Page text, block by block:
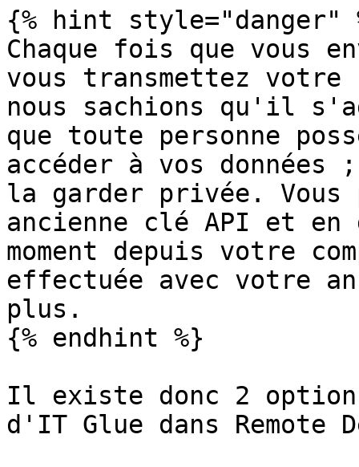
{% hint style="danger"
Chaque fois que vous
vous transmettez
nous sachions qu'il
que toute personne
accéder à vos
la garder privée. Vous
ancienne clé API et
moment depuis votre
effectuée avec votre
plus.
{% endhint %}
Il existe donc 2
d'IT Glue dans Remote